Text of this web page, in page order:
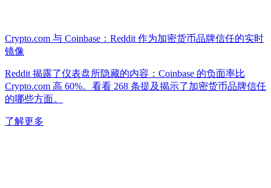
Crypto.com 与 Coinbase：Reddit 作为加密货币品牌信任的实时
镜像
Reddit 揭露了仪表盘所隐藏的内容：Coinbase 的负面率比
Crypto.com 高 60%。看看 268 条提及揭示了加密货币品牌信任
的哪些方面。
了解更多